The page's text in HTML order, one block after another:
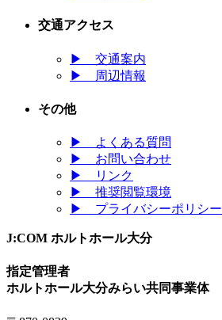
交通アクセス
▶ 交通案内
▶
周辺情報
その他
▶
よくある質問
▶ お問い合わせ
▶
リンク
▶ 推奨閲覧環境
▶ プライバシーポリシー
J:COM ホルトホール大分
指定管理者
ホルトホール大分みらい共同事業体